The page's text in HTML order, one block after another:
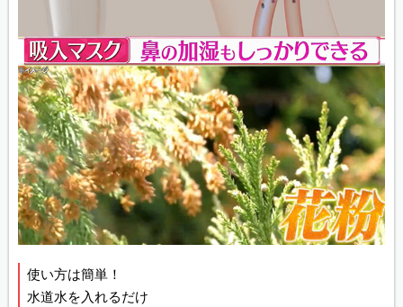
使い方は簡単！
水道水を入れるだけ